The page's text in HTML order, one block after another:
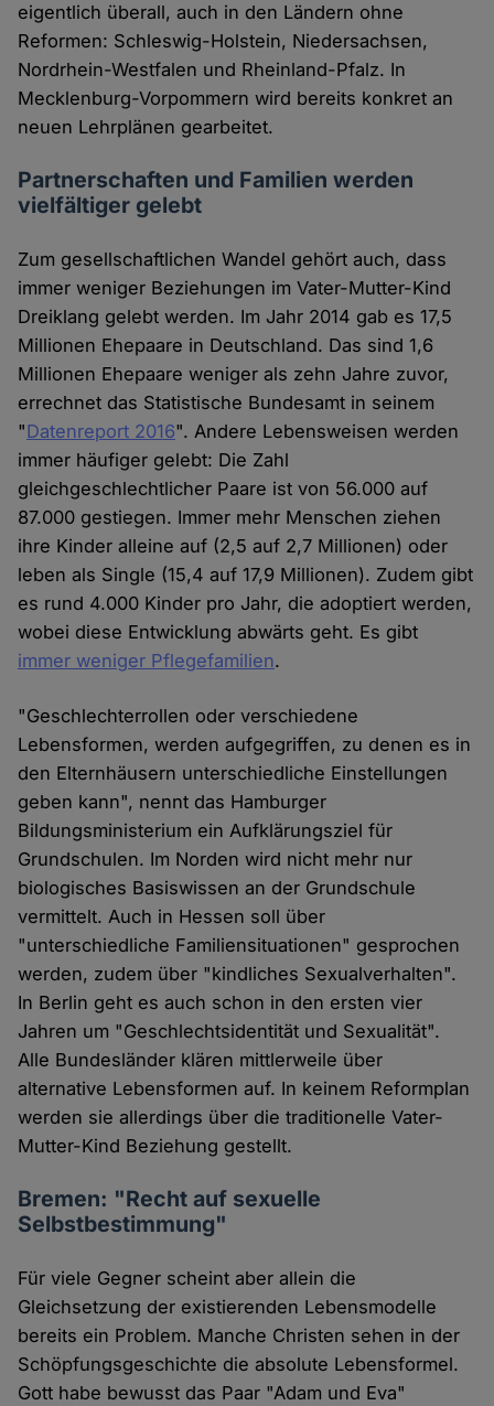
eigentlich überall, auch in den Ländern ohne
Reformen: Schleswig-Holstein, Niedersachsen,
Nordrhein-Westfalen und Rheinland-Pfalz. In
Mecklenburg-Vorpommern wird bereits konkret an
neuen Lehrplänen gearbeitet.
Partnerschaften und Familien werden
vielfältiger gelebt
Zum gesellschaftlichen Wandel gehört auch, dass
immer weniger Beziehungen im Vater-Mutter-Kind
Dreiklang gelebt werden. Im Jahr 2014 gab es 17,5
Millionen Ehepaare in Deutschland. Das sind 1,6
Millionen Ehepaare weniger als zehn Jahre zuvor,
errechnet das Statistische Bundesamt in seinem
"Datenreport 2016". Andere Lebensweisen werden
immer häufiger gelebt: Die Zahl
gleichgeschlechtlicher Paare ist von 56.000 auf
87.000 gestiegen. Immer mehr Menschen ziehen
ihre Kinder alleine auf (2,5 auf 2,7 Millionen) oder
leben als Single (15,4 auf 17,9 Millionen). Zudem gibt
es rund 4.000 Kinder pro Jahr, die adoptiert werden,
wobei diese Entwicklung abwärts geht. Es gibt
immer weniger Pflegefamilien.
"Geschlechterrollen oder verschiedene
Lebensformen, werden aufgegriffen, zu denen es in
den Elternhäusern unterschiedliche Einstellungen
geben kann", nennt das Hamburger
Bildungsministerium ein Aufklärungsziel für
Grundschulen. Im Norden wird nicht mehr nur
biologisches Basiswissen an der Grundschule
vermittelt. Auch in Hessen soll über
"unterschiedliche Familiensituationen" gesprochen
werden, zudem über "kindliches Sexualverhalten".
In Berlin geht es auch schon in den ersten vier
Jahren um "Geschlechtsidentität und Sexualität".
Alle Bundesländer klären mittlerweile über
alternative Lebensformen auf. In keinem Reformplan
werden sie allerdings über die traditionelle Vater-
Mutter-Kind Beziehung gestellt.
Bremen: "Recht auf sexuelle
Selbstbestimmung"
Für viele Gegner scheint aber allein die
Gleichsetzung der existierenden Lebensmodelle
bereits ein Problem. Manche Christen sehen in der
Schöpfungsgeschichte die absolute Lebensformel.
Gott habe bewusst das Paar "Adam und Eva"